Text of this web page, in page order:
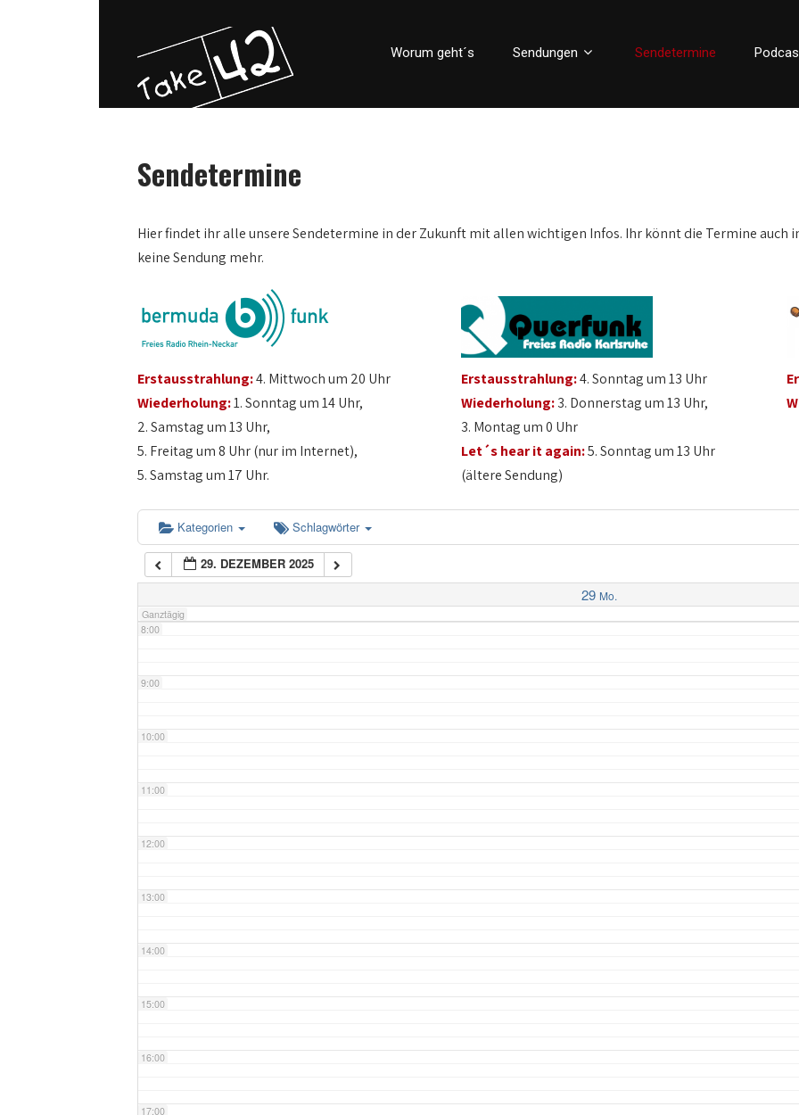
Worum geht´s Sendungen Sendetermine
Sendetermine
Hier findet ihr alle unsere Sendetermine in der Zukunft mit allen wichtigen Infos. Ihr könnt die Termine auch
keine Sendung mehr.
Erstausstrahlung:4. Mittwoch um 20 Uhr
Wiederholung:1. Sonntag um 14 Uhr,
2. Samstag um 13 Uhr,
5. Freitag um 8 Uhr (nur im Internet),
5. Samstag um 17 Uhr.
Erstausstrahlung:4. Sonntag um 13 Uhr
Wiederholung:3. Donnerstag um 13 Uhr,
3. Montag um 0 Uhr
Let´s hear it again:5. Sonntag um 13 Uhr
(ältere Sendung)
Kategorien Schlagwörter
29. DEZEMBER 2025
29 Mo.
Ganztägig
1:00
2:00
5:00
6:00
7:00
8:00
9:00
10:00
11:00
12:00
13:00
14:00
15:00
16:00
17:00